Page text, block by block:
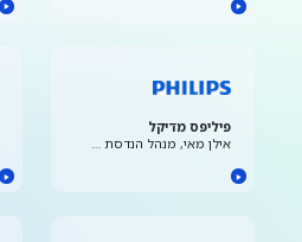
פיליפס מדיקל
אילן מאי, מנהל הנדסת …